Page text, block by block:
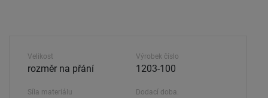
Velikost
rozměr na přání
Síla materiálu
Výrobek číslo
1203-100
Dodací doba.